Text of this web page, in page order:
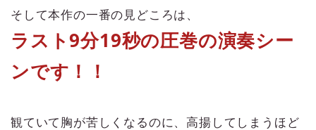
そして本作の一番の見どころは、
ラスト9分19秒の圧巻の演奏シー
ンです！！
観ていて胸が苦しくなるのに、高揚してしまうほど